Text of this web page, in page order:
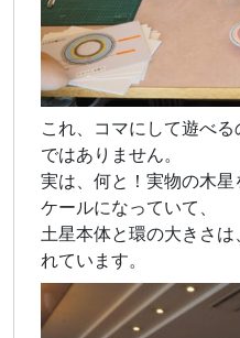
これ、コマにして遊べ
ではありません。
実は、何と！実物の木星
ケールになっていて、
土星本体と環の大きさ
れています。